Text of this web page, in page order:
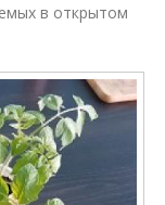
в открытом